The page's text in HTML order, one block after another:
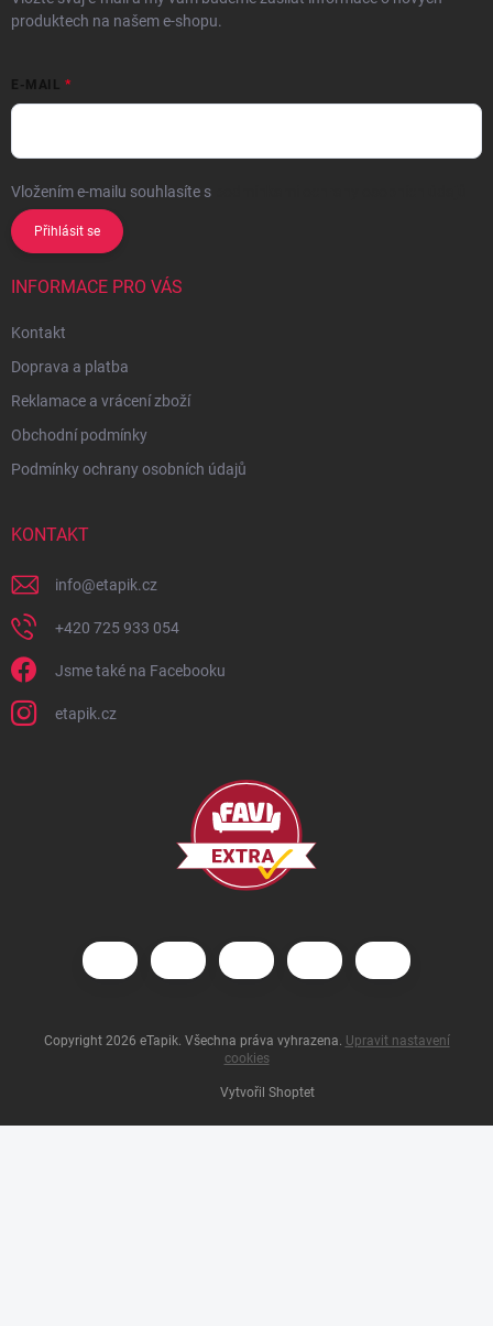
produktech na našem e-shopu.
E-MAIL
Vložením e-mailu souhlasíte s
Přihlásit se
INFORMACE PRO VÁS
Kontakt
Doprava a platba
Reklamace a vrácení zboží
Obchodní podmínky
Podmínky ochrany osobních údajů
KONTAKT
info@etapik.cz
+420 725 933 054
Jsme také na Facebooku
etapik.cz
Vytvořil Shoptet
Copyright 2026 eTapik. Všechna práva vyhrazena. Upravit nastavení
cookies